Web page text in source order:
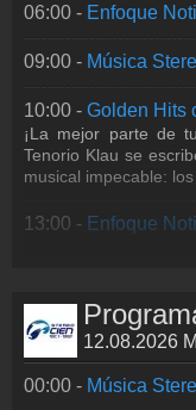
20:00 - Greatest
que han marcado
22:00 -Drive Time
Cuando cae la noche
Drive Time es tu
selección musical
Música
06:00 - Enfoque
09:00 - Música
10:00 - Golden Hits
¡La mejor parte de
Tenorio Klau se
musical impecable:
13:00 - Enfoque
huella. Déjate
llena de historias,
18:00 - Enfoque
12.08.2026
00:00 - Música